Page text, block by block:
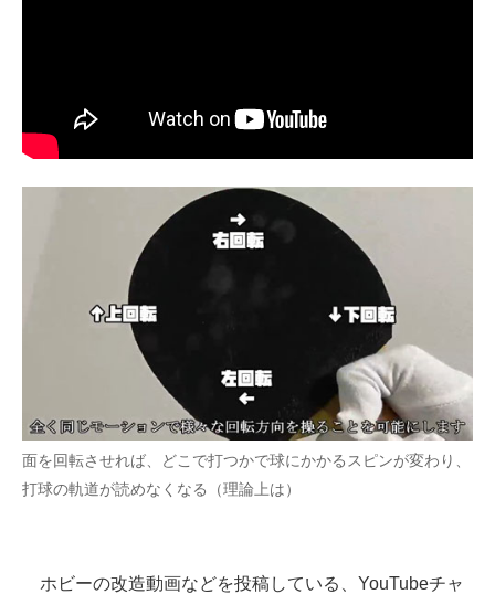
マーケ×ITの今がよく分かる
ITエンジニア向け専門サイト
企業向けIT製品の総合サイト
IT製品の技術・比較・事例
製造業のIT導入・活用を支援
モノづくり技術者専門サイト
エレクトロニクス専門サイト
エネルギーの専門メディア
ちょっと気になるネットの話題
面を回転させれば、どこで打つかで球にかかるスピンが変わり、
打球の軌道が読めなくなる（理論上は）
ホビーの改造動画などを投稿している、YouTubeチャ